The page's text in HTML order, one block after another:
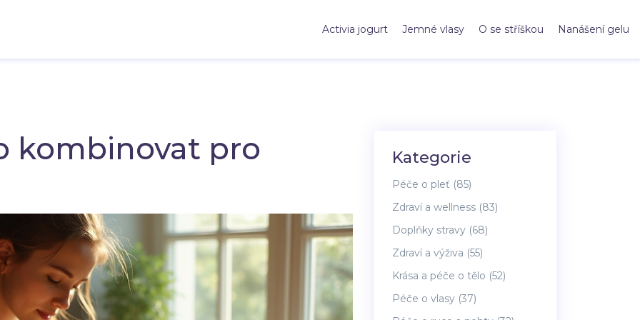
Activia jogurt Jemné vlasy O se stříškou Nanášení gelu
kombinovat pro Kategorie
Péče o pleť (85)
Zdraví a wellness (83)
Doplňky stravy (68)
Zdraví a výživa (55)
Krása a péče o tělo (52)
Péče o vlasy (37)